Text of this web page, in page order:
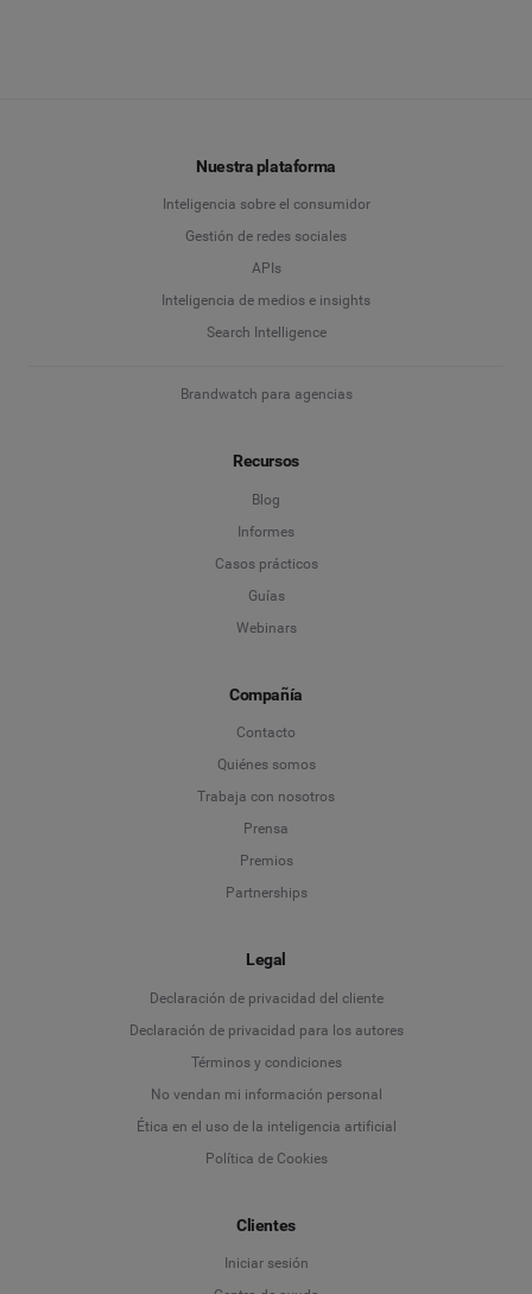
Nuestra plataforma
Inteligencia sobre el consumidor
Gestión de redes sociales
APIs
Inteligencia de medios e insights
Search Intelligence
Brandwatch para agencias
Recursos
Blog
Informes
Casos prácticos
Guías
Webinars
Compañía
Contacto
Quiénes somos
Trabaja con nosotros
Prensa
Premios
Partnerships
Legal
Declaración de privacidad del cliente
Declaración de privacidad para los autores
Términos y condiciones
No vendan mi información personal
Ética en el uso de la inteligencia artificial
Política de Cookies
Clientes
Iniciar sesión
Language
Deutsch